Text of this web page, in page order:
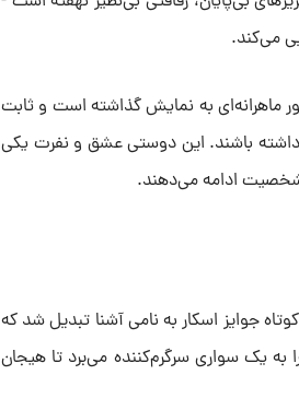
می‌کند.
ماهرانه‌ای به نمایش گذاشته است و ثابت
باشند. این دوستی عشق و نفرت یکی
شخصیت ادامه می‌دهند.
جوایز اسکار به نامی آشنا تبدیل شد که
به یک سواری سرگرم‌کننده می‌برد تا هیجان